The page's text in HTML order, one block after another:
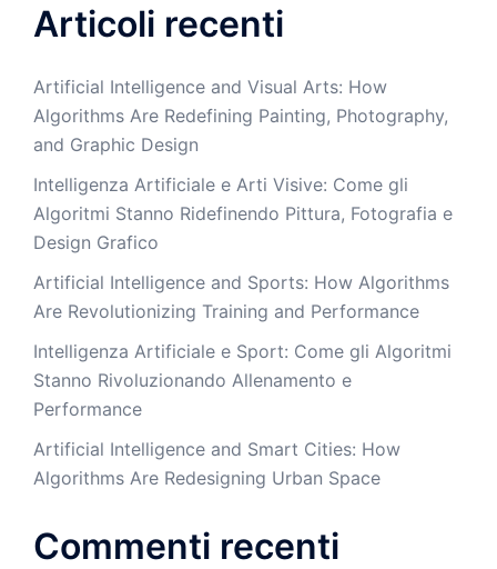
Articoli recenti
Artificial Intelligence and Visual Arts: How
Algorithms Are Redefining Painting, Photography,
and Graphic Design
Intelligenza Artificiale e Arti Visive: Come gli
Algoritmi Stanno Ridefinendo Pittura, Fotografia e
Design Grafico
Artificial Intelligence and Sports: How Algorithms
Are Revolutionizing Training and Performance
Intelligenza Artificiale e Sport: Come gli Algoritmi
Stanno Rivoluzionando Allenamento e
Performance
Artificial Intelligence and Smart Cities: How
Algorithms Are Redesigning Urban Space
Commenti recenti